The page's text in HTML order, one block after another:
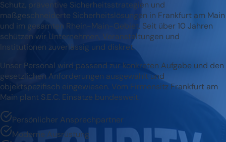
Schutz, präventive Sicherheitsstrategien und
maßgeschneiderte Sicherheitslösungen in Frankfurt am Main
und im gesamten Rhein-Main-Gebiet. Seit über 10 Jahren
schützen wir Unternehmen, Veranstaltungen und
Institutionen zuverlässig und diskret.
Unser Personal wird passend zur konkreten Aufgabe und den
gesetzlichen Anforderungen ausgewählt und
objektspezifisch eingewiesen. Vom Firmensitz Frankfurt am
Main plant S.E.C. Einsätze bundesweit.
Persönlicher Ansprechpartner
Moderne Ausrüstung